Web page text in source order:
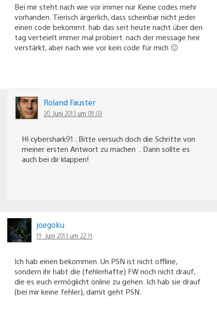
Bei mir steht nach wie vor immer nur Keine codes mehr
vorhanden. Tierisch ärgerlich, dass scheinbar nicht jeder
einen code bekommt. hab das seit heute nacht über den
tag verteielt immer mal probiert. nach der message heir
verstärkt, aber nach wie vor kein code für mich 🙁
Roland Fauster
20. Juni 2013 um 09:03
HI cybershark91.. Bitte versuch doch die Schritte von
meiner ersten Antwort zu machen .. Dann sollte es
auch bei dir klappen!
joegoku
19. Juni 2013 um 22:31
Ich hab einen bekommen. Un PSN ist nicht offline,
sondern ihr habt die (fehlerhafte) FW noch nicht drauf,
die es euch ermöglicht online zu gehen. Ich hab sie drauf
(bei mir keine fehler), damit geht PSN.